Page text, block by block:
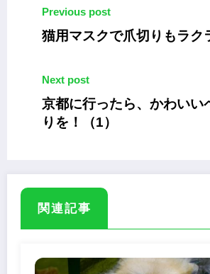
Previous post
猫用マスクで爪切りもラク
Next post
京都に行ったら、かわいい
りを！（1）
関連記事